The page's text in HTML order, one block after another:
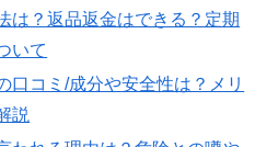
は？返品返金はできる？定期
いて
口コミ/成分や安全性は？メリ
説